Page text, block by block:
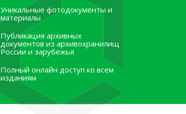
Уникальные фотодокументы и
материалы
Публикация архивных
документов из архивохранилищ
России и зарубежья
Полный онлайн доступ ко всем
изданиям